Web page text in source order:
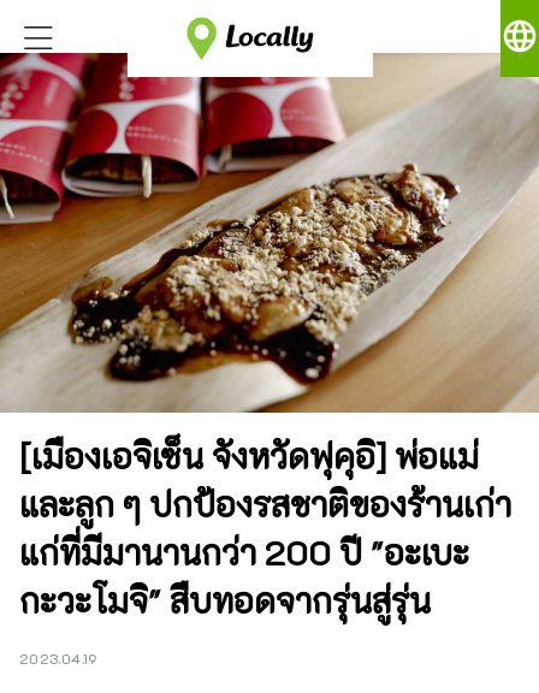
language
[เมืองเอจิเซ็น จังหวัดฟุคุอิ] พ่อแม่
และลูก ๆ ปกป้องรสชาติของร้านเก่า
แก่ที่มีมานานกว่า 200 ปี "อะเบะ
กะวะโมจิ" สืบทอดจากรุ่นสู่รุ่น
2023.04.19